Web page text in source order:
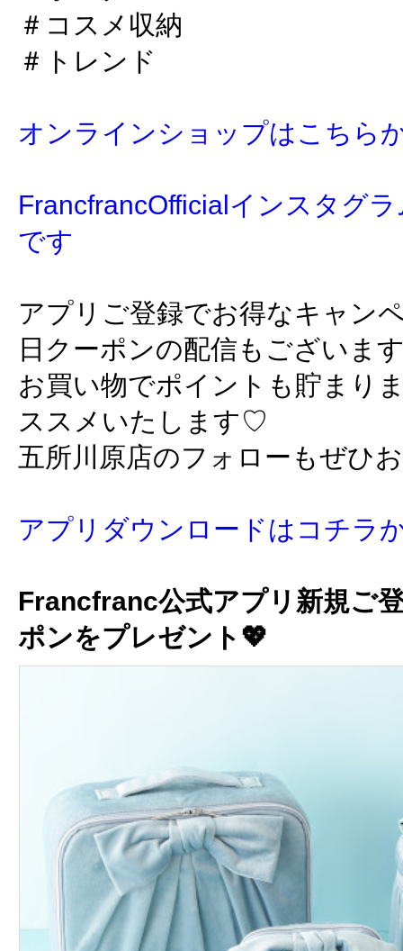
＃コスメ収納
＃トレンド
オンラインショップはこちら
FrancfrancOfficialインスタグ
です
アプリご登録でお得なキャン
日クーポンの配信もございま
お買い物でポイントも貯まり
ススメいたします♡
五所川原店のフォローもぜひ
アプリダウンロードはコチラ
Francfranc公式アプリ新規ご
ポンをプレゼント💖